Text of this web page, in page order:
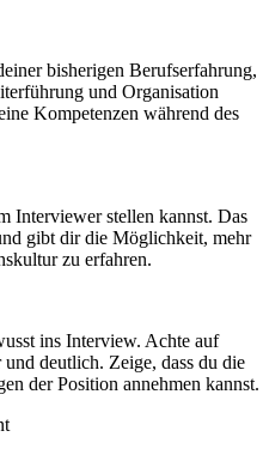
bisherigen Berufserfahrung,
und Organisation
Kompetenzen während des
Interviewer stellen kannst. Das
gibt dir die Möglichkeit, mehr
zu erfahren.
ins Interview. Achte auf
deutlich. Zeige, dass du die
der Position annehmen kannst.